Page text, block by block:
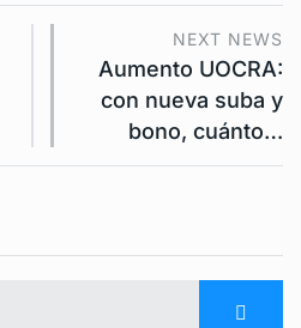
NEXT NEWS
Aumento UOCRA:
con nueva suba y
bono, cuánto…